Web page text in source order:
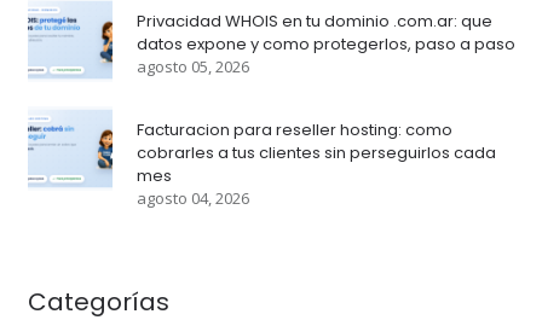
Privacidad WHOIS en tu dominio .com.ar: que
datos expone y como protegerlos, paso a paso
agosto 05, 2026
Facturacion para reseller hosting: como
cobrarles a tus clientes sin perseguirlos cada
mes
agosto 04, 2026
Categorías